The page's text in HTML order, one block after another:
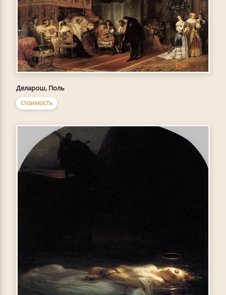
Деларош, Поль
СТОИМОСТЬ